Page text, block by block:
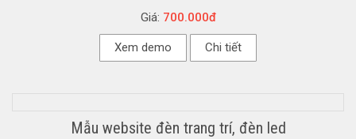
Giá: 700.000đ
Xem demo Chi tiết
Mẫu website đèn trang trí, đèn led